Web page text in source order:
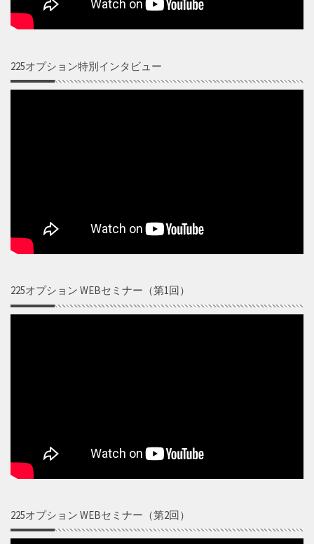
225オプション特別インタビュー
225オプション WEBセミナー（第1回）
225オプション WEBセミナー（第2回）